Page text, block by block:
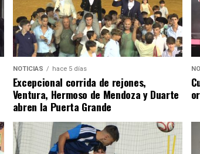
NOTICIAS hace 5 días
Excepcional corrida de rejones,
Ventura, Hermoso de Mendoza y Duarte
abren la Puerta Grande